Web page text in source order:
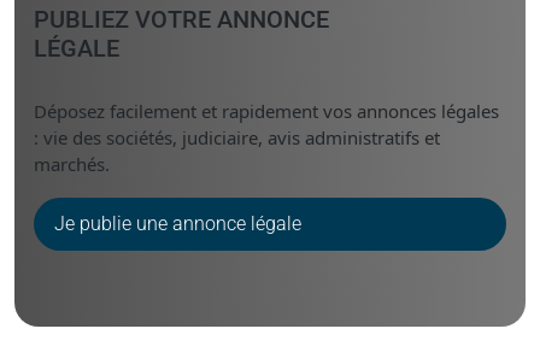
PUBLIEZ VOTRE ANNONCE
LÉGALE
Déposez facilement et rapidement vos annonces légales
: vie des sociétés, judiciaire, avis administratifs et
marchés.
Je publie une annonce légale